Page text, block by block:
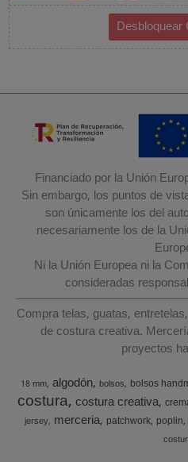
Financiado por la Unión
Sin embargo, los puntos de
son únicamente los del
necesariamente los de la
Ni la Unión Europea ni la
consideradas
Compra telas, guatas,
de costura creativa.
proyectos
18 mm algodón bolsos bolsos
costura costura creativa
jersey merceria patchwork poplin